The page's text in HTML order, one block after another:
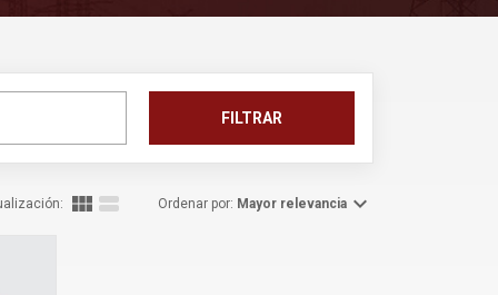
FILTRAR
view_module view_stream Ordenar por: Mayor relevancia expand_more